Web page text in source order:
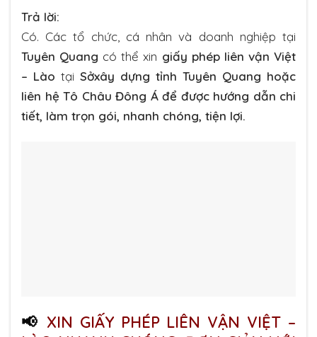
Trả lời:
Có. Các tổ chức, cá nhân và doanh nghiệp tại
Tuyên Quang có thể xin giấy phép liên vận Việt
– Lào tại Sởxây dựng tỉnh Tuyên Quang hoặc
liên hệ Tô Châu Đông Á để được hướng dẫn chi
tiết, làm trọn gói, nhanh chóng, tiện lợi.
📢 XIN GIẤY PHÉP LIÊN VẬN VIỆT –